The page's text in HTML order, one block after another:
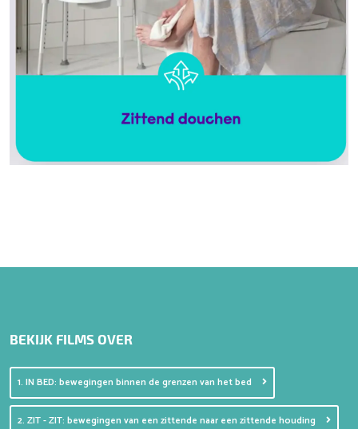
BEKIJK FILMS OVER
1. IN BED: bewegingen binnen de grenzen van het bed
2. ZIT - ZIT: bewegingen van een zittende naar een zittende houding